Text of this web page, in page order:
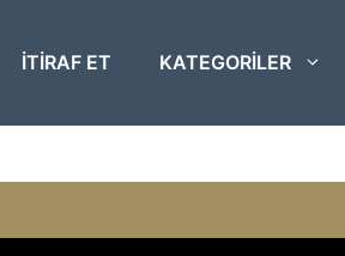
ITIRAF ET KATEGORILER